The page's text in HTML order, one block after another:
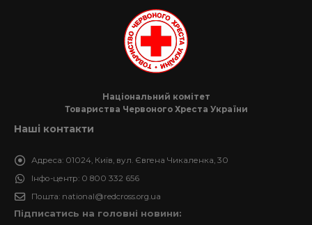
Національний комітет
Товариства Червоного Хреста України
Наші контакти
Адреса: 01024, Київ, вул. Євгена Чикаленка, 30
Інфо-центр: 0 800 332 656
Пошта: national@redcross.org.ua
Підписатись на головні новини: